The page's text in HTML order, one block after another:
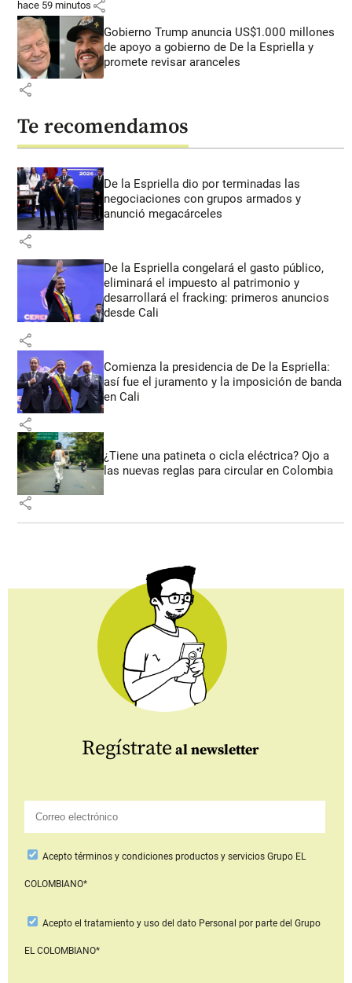
hace 59 minutos share
Gobierno Trump anuncia US$1.000 millones
de apoyo a gobierno de De la Espriella y
promete revisar aranceles
share
Te recomendamos
De la Espriella dio por terminadas las
negociaciones con grupos armados y
anunció megacárceles
share
De la Espriella congelará el gasto público,
eliminará el impuesto al patrimonio y
desarrollará el fracking: primeros anuncios
desde Cali
share
Comienza la presidencia de De la Espriella:
así fue el juramento y la imposición de banda
en Cali
share
¿Tiene una patineta o cicla eléctrica? Ojo a
las nuevas reglas para circular en Colombia
share
Regístrate al newsletter
Aceptotérminos y condiciones productos y serviciosGrupo EL
COLOMBIANO*
Acepto el tratamiento y uso del dato Personal por parte del Grupo
EL COLOMBIANO*